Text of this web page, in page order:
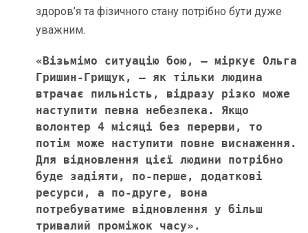
здоров’я та фізичного стану потрібно бути дуже
уважним.
«Візьмімо ситуацію бою, – міркує Ольга
Гришин-Грищук, – як тільки людина
втрачає пильність, відразу різко може
наступити певна небезпека. Якщо
волонтер 4 місяці без перерви, то
потім може наступити повне виснаження.
Для відновлення цієї людини потрібно
буде задіяти, по-перше, додаткові
ресурси, а по-друге, вона
потребуватиме відновлення у більш
тривалий проміжок часу».